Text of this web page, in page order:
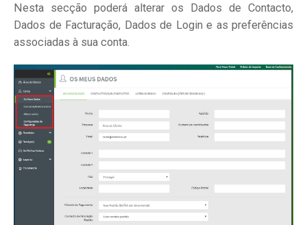
Nesta secção poderá alterar os Dados de Contacto,
Dados de Facturação, Dados de Login e as preferências
associadas à sua conta.